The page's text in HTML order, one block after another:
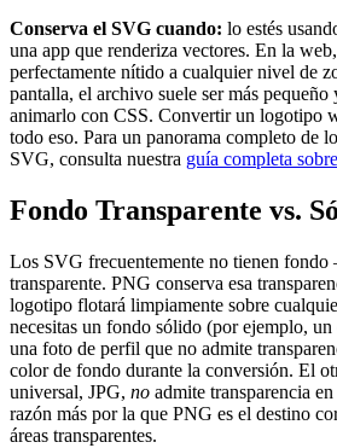
Conserva el SVG cuando: lo estés
una app que renderiza vectores. En la
perfectamente nítido a cualquier nivel de
pantalla, el archivo suele ser más pequeño
animarlo con CSS. Convertir un logotipo
todo eso. Para un panorama completo de
SVG, consulta nuestra guía completa
Fondo Transparente vs.
Los SVG frecuentemente no tienen
transparente. PNG conserva esa
logotipo flotará limpiamente sobre
necesitas un fondo sólido (por ejemplo, un
una foto de perfil que no admite
color de fondo durante la conversión. El
universal, JPG, no admite transparencia
razón más por la que PNG es el destino
áreas transparentes.